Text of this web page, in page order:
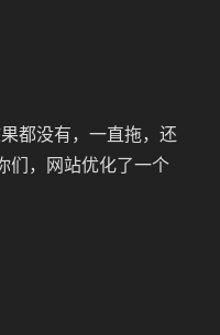
都没有，一直拖，还
们，网站优化了一个